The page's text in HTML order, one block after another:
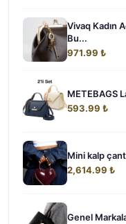
Vivaq Kadın
Bu...
971.99 ₺
METEBAGS
593.99 ₺
Mini kalp
2,614.99 ₺
Genel